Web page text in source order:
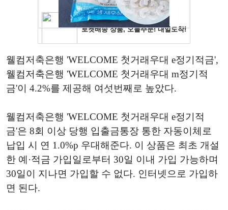
웰컴저축은행 'WELCOME 첫거래우대 e정기적금',
웰컴저축은행 'WELCOME 첫거래우대 m정기적
금'이 4.2%를 제공해 여섯번째로 높았다.
웰컴저축은행 'WELCOME 첫거래우대 e정기적
금'은 8회 이상 당행 입출금통장 통한 자동이체로
납입 시 연 1.0%p 우대해준다. 이 상품은 최초 개설
한 예·적금 가입일로부터 30일 이내 가입 가능하며
30일이 지나면 가입할 수 없다. 인터넷으로 가입하
면 된다.